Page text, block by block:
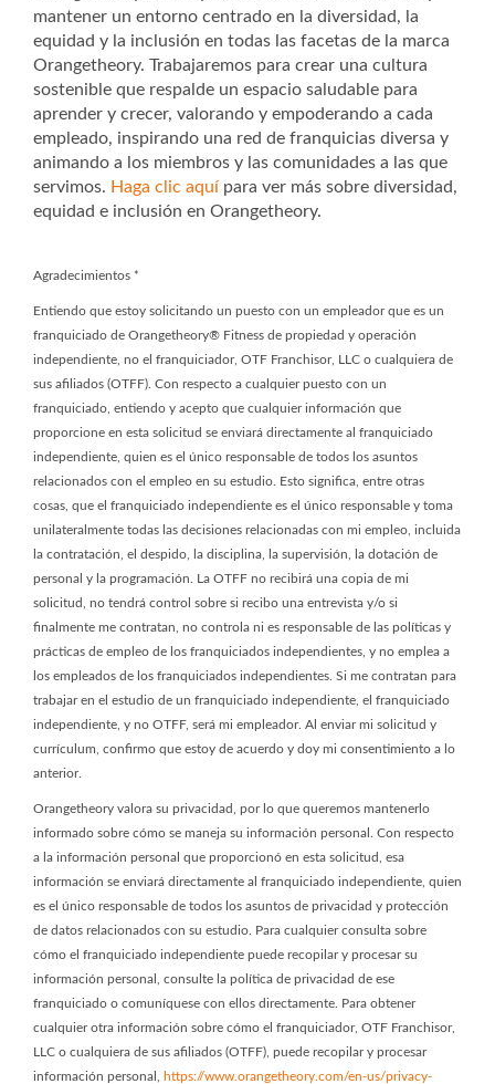
mantener un entorno centrado en la diversidad, la
equidad y la inclusión en todas las facetas de la marca
Orangetheory. Trabajaremos para crear una cultura
sostenible que respalde un espacio saludable para
aprender y crecer, valorando y empoderando a cada
empleado, inspirando una red de franquicias diversa y
animando a los miembros y las comunidades a las que
servimos. Haga clic aquí para ver más sobre diversidad,
equidad e inclusión en Orangetheory.
Agradecimientos *
Entiendo que estoy solicitando un puesto con un empleador que es un
franquiciado de Orangetheory® Fitness de propiedad y operación
independiente, no el franquiciador, OTF Franchisor, LLC o cualquiera de
sus afiliados (OTFF). Con respecto a cualquier puesto con un
franquiciado, entiendo y acepto que cualquier información que
proporcione en esta solicitud se enviará directamente al franquiciado
independiente, quien es el único responsable de todos los asuntos
relacionados con el empleo en su estudio. Esto significa, entre otras
cosas, que el franquiciado independiente es el único responsable y toma
unilateralmente todas las decisiones relacionadas con mi empleo, incluida
la contratación, el despido, la disciplina, la supervisión, la dotación de
personal y la programación. La OTFF no recibirá una copia de mi
solicitud, no tendrá control sobre si recibo una entrevista y/o si
finalmente me contratan, no controla ni es responsable de las políticas y
prácticas de empleo de los franquiciados independientes, y no emplea a
los empleados de los franquiciados independientes. Si me contratan para
trabajar en el estudio de un franquiciado independiente, el franquiciado
independiente, y no OTFF, será mi empleador. Al enviar mi solicitud y
currículum, confirmo que estoy de acuerdo y doy mi consentimiento a lo
anterior.
Orangetheory valora su privacidad, por lo que queremos mantenerlo
informado sobre cómo se maneja su información personal. Con respecto
a la información personal que proporcionó en esta solicitud, esa
información se enviará directamente al franquiciado independiente, quien
es el único responsable de todos los asuntos de privacidad y protección
de datos relacionados con su estudio. Para cualquier consulta sobre
cómo el franquiciado independiente puede recopilar y procesar su
información personal, consulte la política de privacidad de ese
franquiciado o comuníquese con ellos directamente. Para obtener
cualquier otra información sobre cómo el franquiciador, OTF Franchisor,
LLC o cualquiera de sus afiliados (OTFF), puede recopilar y procesar
información personal,
https://www.orangetheory.com/en-us/privacy-